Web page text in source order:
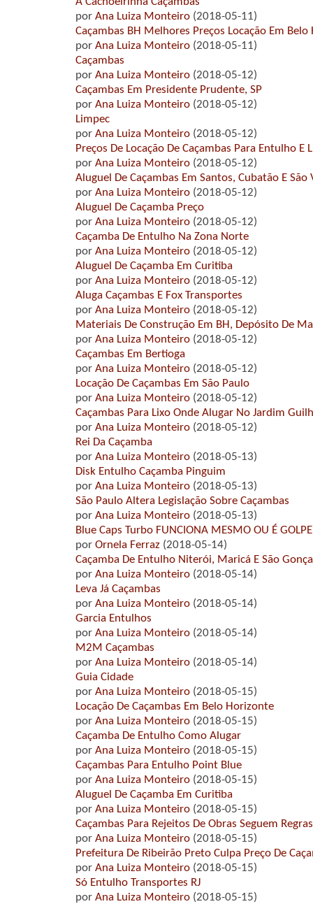
por Ana Luiza Monteiro (2018-05-11)
Caçambas BH Melhores Preços Locação Em
por Ana Luiza Monteiro (2018-05-11)
Caçambas
por Ana Luiza Monteiro (2018-05-12)
Caçambas Em Presidente Prudente, SP
por Ana Luiza Monteiro (2018-05-12)
Limpec
por Ana Luiza Monteiro (2018-05-12)
Preços De Locação De Caçambas Para Entulho E
por Ana Luiza Monteiro (2018-05-12)
Aluguel De Caçambas Em Santos, Cubatão E São
por Ana Luiza Monteiro (2018-05-12)
Aluguel De Caçamba Preço
por Ana Luiza Monteiro (2018-05-12)
Caçamba De Entulho Na Zona Norte
por Ana Luiza Monteiro (2018-05-12)
Aluguel De Caçamba Em Curitiba
por Ana Luiza Monteiro (2018-05-12)
Aluga Caçambas E Fox Transportes
por Ana Luiza Monteiro (2018-05-12)
Materiais De Construção Em BH, Depósito De
por Ana Luiza Monteiro (2018-05-12)
Caçambas Em Bertioga
por Ana Luiza Monteiro (2018-05-12)
Locação De Caçambas Em São Paulo
por Ana Luiza Monteiro (2018-05-12)
Caçambas Para Lixo Onde Alugar No Jardim
por Ana Luiza Monteiro (2018-05-12)
Rei Da Caçamba
por Ana Luiza Monteiro (2018-05-13)
Disk Entulho Caçamba Pinguim
por Ana Luiza Monteiro (2018-05-13)
São Paulo Altera Legislação Sobre Caçambas
por Ana Luiza Monteiro (2018-05-13)
Blue Caps Turbo FUNCIONA MESMO OU É
por Ornela Ferraz (2018-05-14)
Caçamba De Entulho Niterói, Maricá E São
por Ana Luiza Monteiro (2018-05-14)
Leva Já Caçambas
por Ana Luiza Monteiro (2018-05-14)
Garcia Entulhos
por Ana Luiza Monteiro (2018-05-14)
M2M Caçambas
por Ana Luiza Monteiro (2018-05-14)
Guia Cidade
por Ana Luiza Monteiro (2018-05-15)
Locação De Caçambas Em Belo Horizonte
por Ana Luiza Monteiro (2018-05-15)
Caçamba De Entulho Como Alugar
por Ana Luiza Monteiro (2018-05-15)
Caçambas Para Entulho Point Blue
por Ana Luiza Monteiro (2018-05-15)
Aluguel De Caçamba Em Curitiba
por Ana Luiza Monteiro (2018-05-15)
Caçambas Para Rejeitos De Obras Seguem
por Ana Luiza Monteiro (2018-05-15)
Prefeitura De Ribeirão Preto Culpa Preço De
por Ana Luiza Monteiro (2018-05-15)
Só Entulho Transportes RJ
por Ana Luiza Monteiro (2018-05-15)